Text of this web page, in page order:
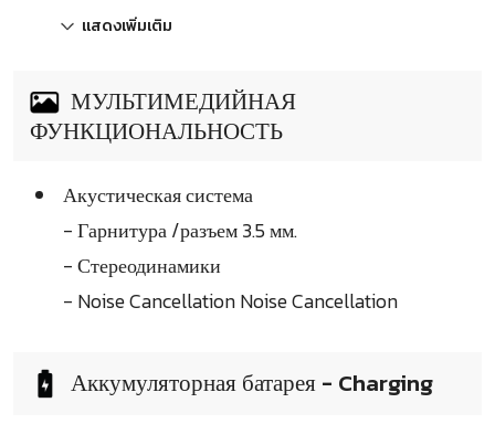
แสดงเพิ่มเติม
МУЛЬТИМЕДИЙНАЯ
ФУНКЦИОНАЛЬНОСТЬ
Акустическая система
- Гарнитура /разъем 3.5 мм.
- Стереодинамики
- Noise Cancellation Noise Cancellation
Аккумуляторная батарея - Charging